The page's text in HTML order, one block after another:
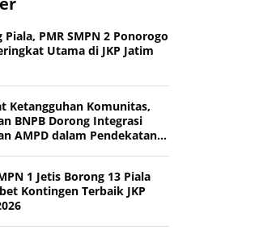
Piala, PMR SMPN 2 Ponorogo
Utama di JKP Jatim
Ketangguhan Komunitas,
BNPB Dorong Integrasi
AMPD dalam Pendekatan
1 Jetis Borong 13 Piala
Kontingen Terbaik JKP